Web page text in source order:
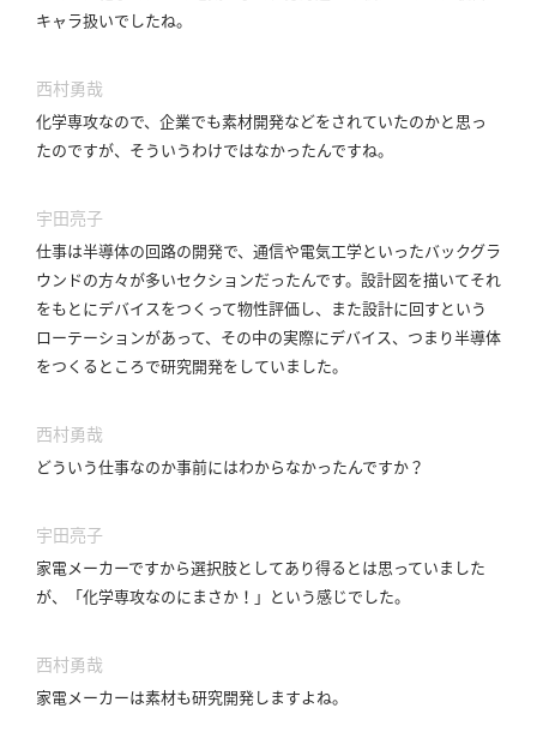
キャラ扱いでしたね。
西村勇哉
化学専攻なので、企業でも素材開発などをされていたのかと思っ
たのですが、そういうわけではなかったんですね。
宇田亮子
仕事は半導体の回路の開発で、通信や電気工学といったバックグラ
ウンドの方々が多いセクションだったんです。 設計図を描いてそれ
をもとにデバイスをつくって物性評価し、また設計に回すという
ローテーションがあって、その中の実際にデバイス、つまり半導体
をつくるところで研究開発をしていました。
西村勇哉
どういう仕事なのか事前にはわからなかったんですか？
宇田亮子
家電メーカーですから選択肢としてあり得るとは思っていました
が、「化学専攻なのにまさか！」という感じでした。
西村勇哉
家電メーカーは素材も研究開発しますよね。